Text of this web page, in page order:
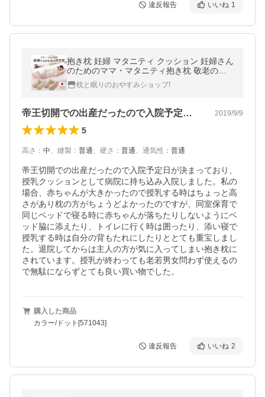
違反報告 いいね 1
抱き枕 妊婦 マタニティ クッション 妊婦さん
のためのママ・マタニティ抱き枕 敬老の日
プレゼント
枕と眠りのおやすみショップ!
帝王切開での出産だったので入院予定日が… 2019/9/9
5
高さ ： 中、 縫製 ： 普通、 硬さ ： 普通、 通気性 ： 普通
帝王切開での出産だったので入院予定日が決まっており、
授乳クッションとして病院に持ち込み入院しました。私の
場合、赤ちゃんが大きかったので授乳する時はちょっと高
さがあり枕の方がちょうどよかったのですが、同室保育で
同じベッドで寝る時に赤ちゃんが落ちたりしないようにベ
ッド脇に添えたり、トイレに行く時は囲ったり、添い寝で
授乳する時は自分の背もたれにしたりととても重宝しまし
た。退院してからは主人の方が気に入ってしまい抱き枕に
されています。授乳が終わっても老若男女問わず使えるの
で無駄にならずとても良い買い物でした。
購入した商品
カラー/ドット[571043]
違反報告 いいね 2